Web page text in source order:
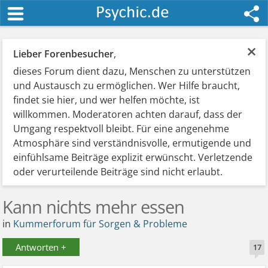
×
Lieber Forenbesucher,
dieses Forum dient dazu, Menschen zu unterstützen
und Austausch zu ermöglichen. Wer Hilfe braucht,
findet sie hier, und wer helfen möchte, ist
willkommen. Moderatoren achten darauf, dass der
Umgang respektvoll bleibt. Für eine angenehme
Atmosphäre sind verständnisvolle, ermutigende und
einfühlsame Beiträge explizit erwünscht. Verletzende
oder verurteilende Beiträge sind nicht erlaubt.
Kann nichts mehr essen
in Kummerforum für Sorgen & Probleme
Antworten + 17